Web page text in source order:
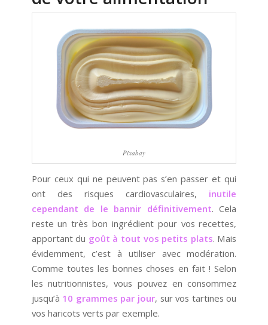
Pixabay
Pour ceux qui ne peuvent pas s’en passer et qui
ont des risques cardiovasculaires, inutile
cependant de le bannir définitivement. Cela
reste un très bon ingrédient pour vos recettes,
apportant du goût à tout vos petits plats. Mais
évidemment, c’est à utiliser avec modération.
Comme toutes les bonnes choses en fait ! Selon
les nutritionnistes, vous pouvez en consommez
jusqu’à 10 grammes par jour, sur vos tartines ou
vos haricots verts par exemple.